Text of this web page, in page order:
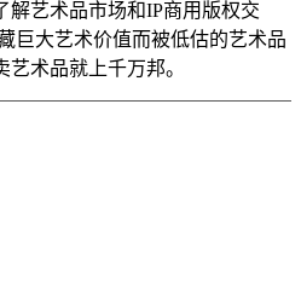
解艺术品市场和IP商用版权交
巨大艺术价值而被低估的艺术品
术品就上千万邦。